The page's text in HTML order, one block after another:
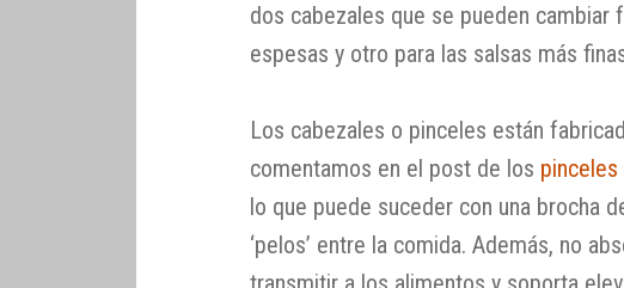
dos cabezales que se pueden cambiar
espesas y otro para las salsas más
Los cabezales o pinceles están
comentamos en el post de los
lo que puede suceder con una brocha
‘pelos’ entre la comida. Además, no